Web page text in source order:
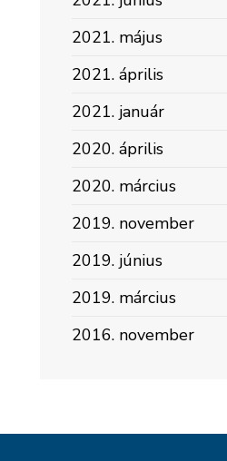
2021. május
2021. április
2021. január
2020. április
2020. március
2019. november
2019. június
2019. március
2016. november